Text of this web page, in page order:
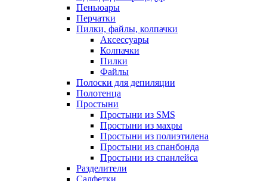
Пеньюары
Перчатки
Пилки, файлы, колпачки
Аксессуары
Колпачки
Пилки
Файлы
Полоски для депиляции
Полотенца
Простыни
Простыни из SMS
Простыни из махры
Простыни из полиэтилена
Простыни из спанбонда
Простыни из спанлейса
Разделители
Салфетки